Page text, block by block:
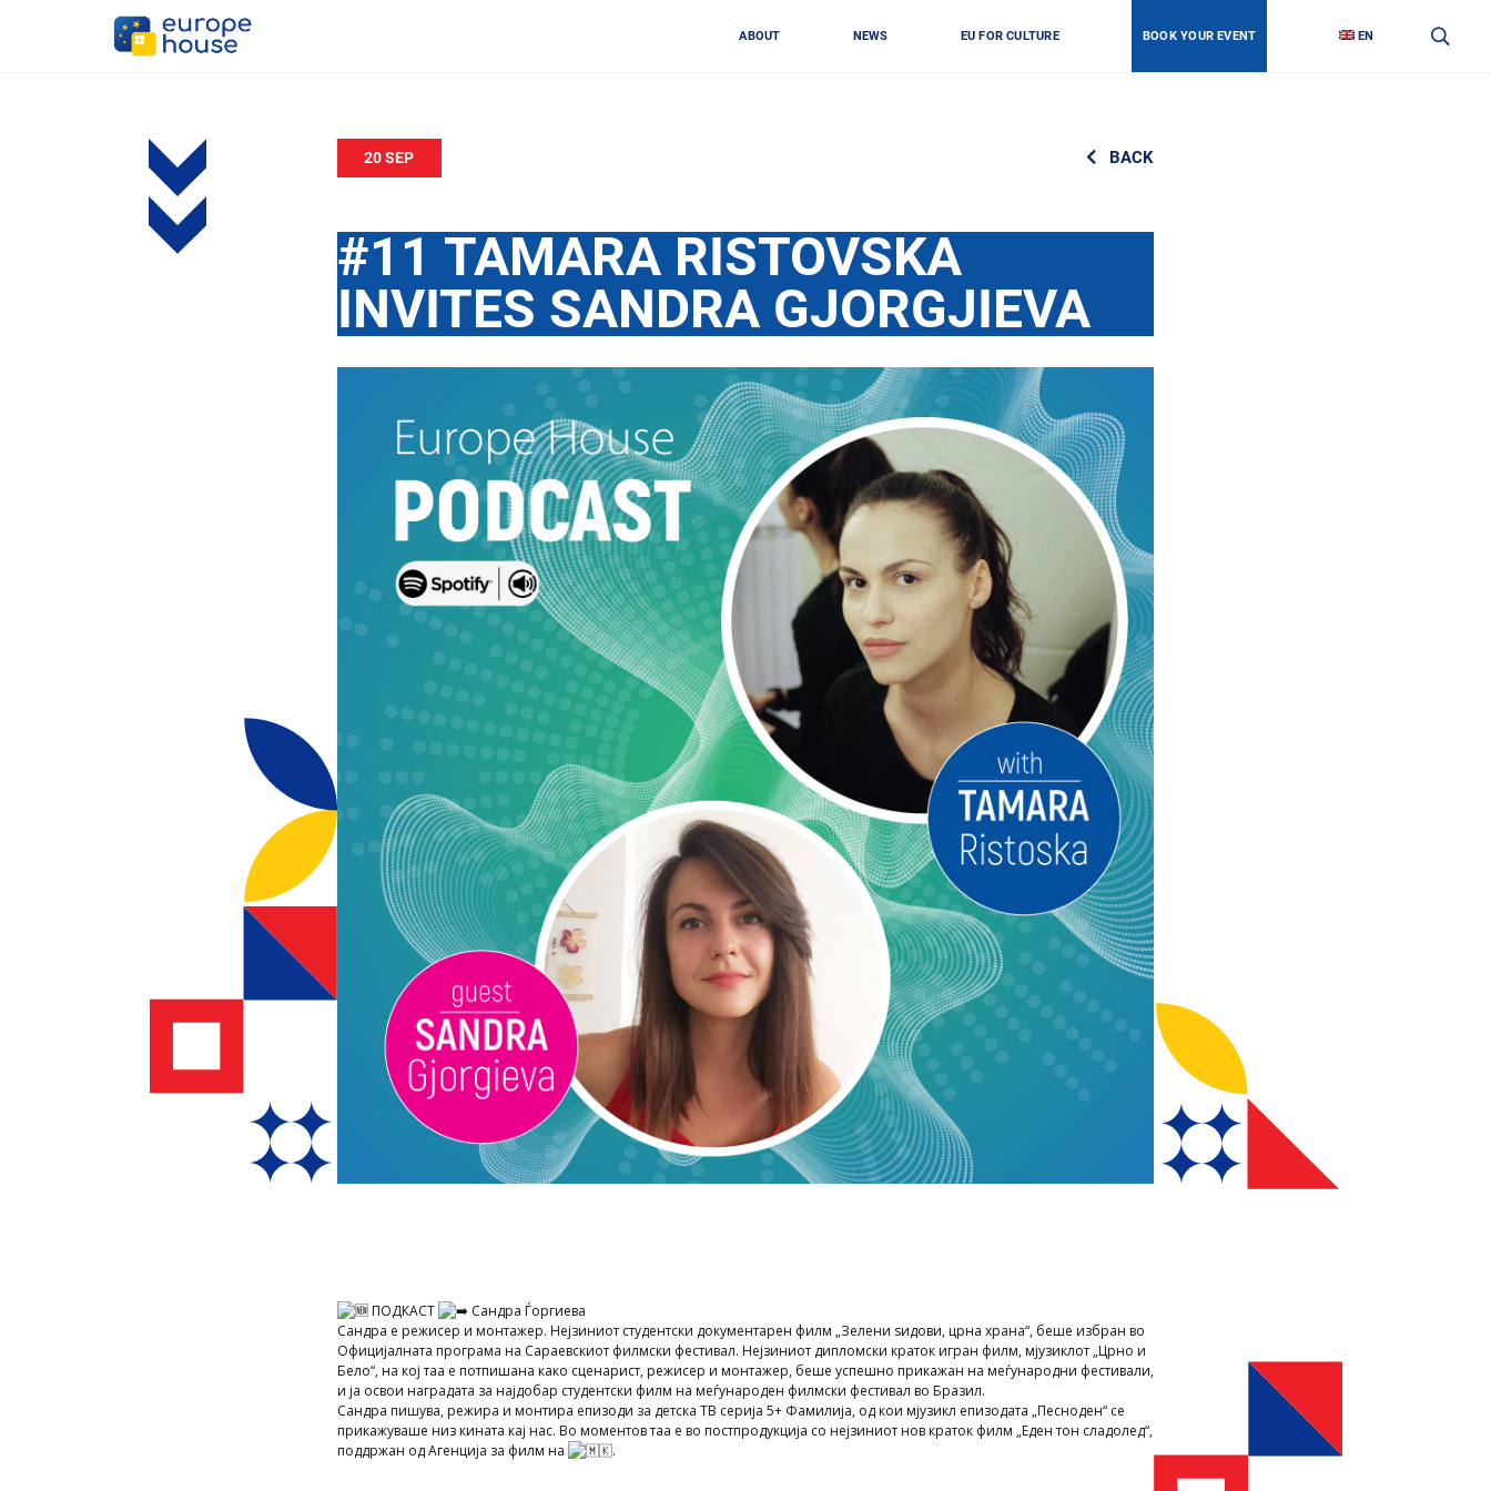
ABOUT NEWS EU FOR CULTURE BOOK YOUR EVENT EN
20 SEP BACK
#11 TAMARA RISTOVSKA
INVITES SANDRA GJORGJIEVA
ПОДКАСТ
Сандра Ѓоргиева
Сандра е режисер и монтажер. Нејзиниот студентски документарен филм „Зелени ѕидови, црна храна“, беше избран во
Официјалната програма на Сараевскиот филмски фестивал. Нејзиниот дипломски краток игран филм, мјузиклот „Црно и
Бело“, на кој таа е потпишана како сценарист, режисер и монтажер, беше успешно прикажан на меѓународни фестивали,
и ја освои наградата за најдобар студентски филм на меѓународен филмски фестивал во Бразил.
Сандра пишува, режира и монтира епизоди за детска ТВ серија 5+ Фамилија, од кои мјузикл епизодата „Песноден“ се
прикажуваше низ кината кај нас. Во моментов таа е во постпродукција со нејзиниот нов краток филм „Еден тон сладолед“,
поддржан од Агенција за филм на
.